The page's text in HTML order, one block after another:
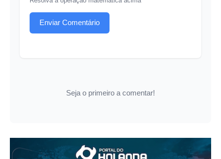
Enviar Comentário
Seja o primeiro a comentar!